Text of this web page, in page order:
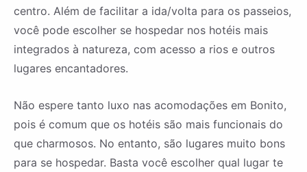
centro. Além de facilitar a ida/volta para os passeios,
você pode escolher se hospedar nos hotéis mais
integrados à natureza, com acesso a rios e outros
lugares encantadores.
Não espere tanto luxo nas acomodações em Bonito,
pois é comum que os hotéis são mais funcionais do
que charmosos. No entanto, são lugares muito bons
para se hospedar. Basta você escolher qual lugar te